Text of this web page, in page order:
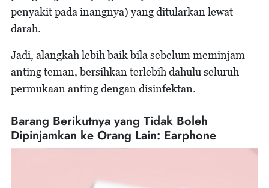
penyakit pada inangnya) yang ditularkan lewat
darah.
Jadi, alangkah lebih baik bila sebelum meminjam
anting teman, bersihkan terlebih dahulu seluruh
permukaan anting dengan disinfektan.
Barang Berikutnya yang Tidak Boleh
Dipinjamkan ke Orang Lain: Earphone